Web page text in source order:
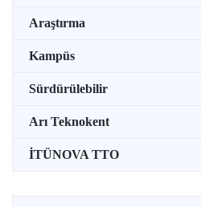
Araştırma
Kampüs
Sürdürülebilir
Arı Teknokent
İTÜNOVA TTO